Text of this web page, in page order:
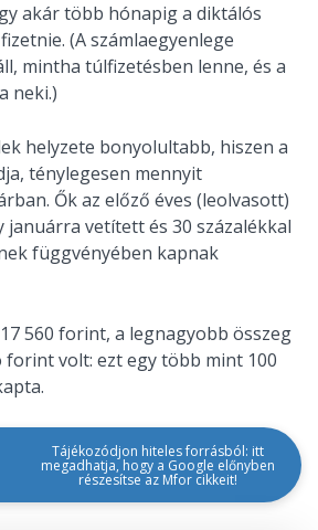
akár több hónapig a diktálós
(A számlaegyenlege
mintha túlfizetésben lenne, és a
neki.)
helyzete bonyolultabb, hiszen a
ténylegesen mennyit
Ők az előző éves (leolvasott)
januárra vetített és 30 százalékkal
függvényében kapnak
560 forint, a legnagyobb összeg
forint volt: ezt egy több mint 100
Tájékozódjon hiteles forrásból: itt
megadhatja, hogy a Google előnyben
részesítse az Mfor cikkeit!